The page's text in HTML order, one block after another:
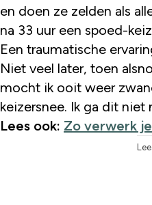
en doen ze zelden als
na 33 uur een spoed-
Een traumatische
Niet veel later, toen
mocht ik ooit weer
keizersnee. Ik ga dit niet
Lees ook: Zo verwerk